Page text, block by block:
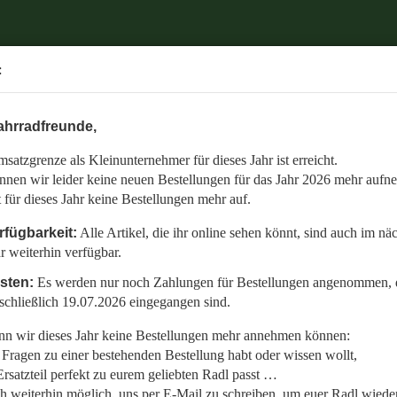
als Kleinunternehmer für dieses Jahr ist erreicht.
wir leider keine neuen Bestellungen für das Jahr 2026 mehr
dieses Jahr keine Bestellungen mehr auf.
Alle Artikel, die ihr online sehen könnt, sind auch im
weiterhin verfügbar.
Es werden nur noch Zahlungen für Bestellungen angenommen,
19.07.2026 eingegangen sind.
wir dieses Jahr keine Bestellungen mehr annehmen können:
zu einer bestehenden Bestellung habt oder wissen wollt,
perfekt zu eurem geliebten Radl passt …
weiterhin möglich, uns per E-Mail zu schreiben, um euer Radl
aufnehmen.
im nächsten Jahr weiterhin verfügbar.
die bis einschließlich 19.07.2026 eingegangen sind.
wieder fit zu bekommen.
auf den gemeinsamen Start in die neue Saison am 01.01.2027!